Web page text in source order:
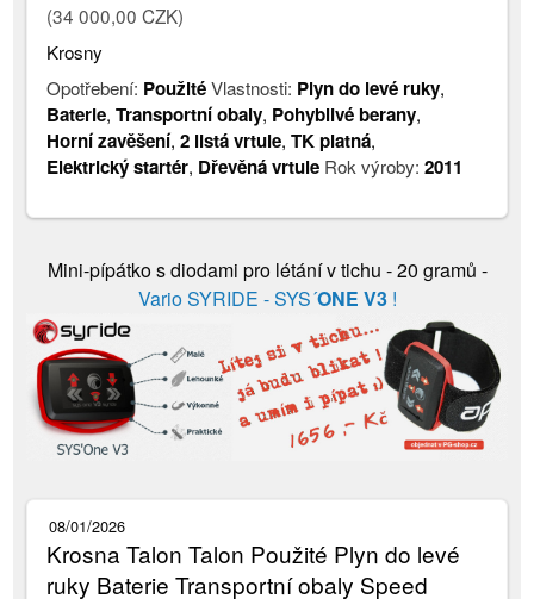
(34 000,00 CZK)
Krosny
Opotřebení: PoužitéVlastnosti: Plyn do levé ruky,
Baterie,Transportní obaly, Pohyblivé berany,
Horní zavěšení,2 listá vrtule,TK platná,
Elektrický startér, Dřevěná vrtule Rok výroby:2011
Mini-pípátko s diodami pro létání v tichu - 20 gramů -
Vario SYRIDE - SYS´ONE V3 !
08/01/2026
Krosna Talon Talon Použité Plyn do levé
ruky Baterie Transportní obaly Speed